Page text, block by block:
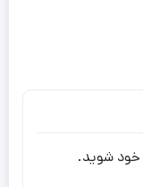
خود شوید.